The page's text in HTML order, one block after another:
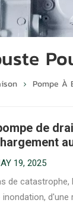
Pompe À
de
19, 2025
de
inondation,